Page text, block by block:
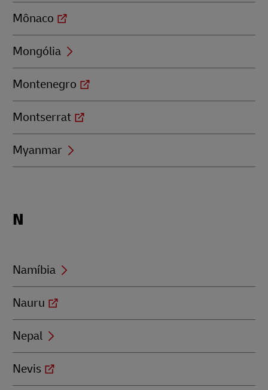
Mônaco
Mongólia
Montenegro
Montserrat
Myanmar
beginning
N
Namíbia
Nauru
Nepal
Nevis